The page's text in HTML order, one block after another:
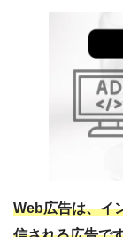
Web広告は、イ